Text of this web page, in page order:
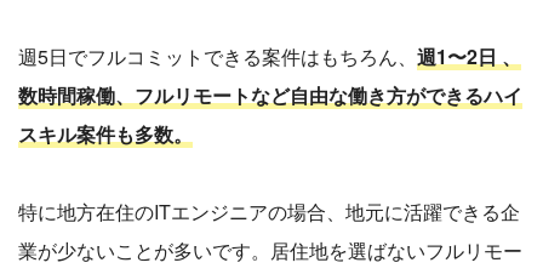
週5日でフルコミットできる案件はもちろん、 週1〜2日 、
数時間稼働、フルリモートなど自由な働き方ができるハイ
スキル案件も多数。
特に地方在住のITエンジニアの場合、地元に活躍できる企
業が少ないことが多いです。居住地を選ばないフルリモー